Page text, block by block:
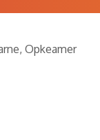
Opkeamer